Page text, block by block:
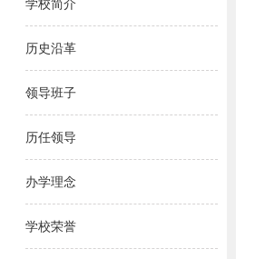
学校简介
历史沿革
领导班子
历任领导
办学理念
学校荣誉